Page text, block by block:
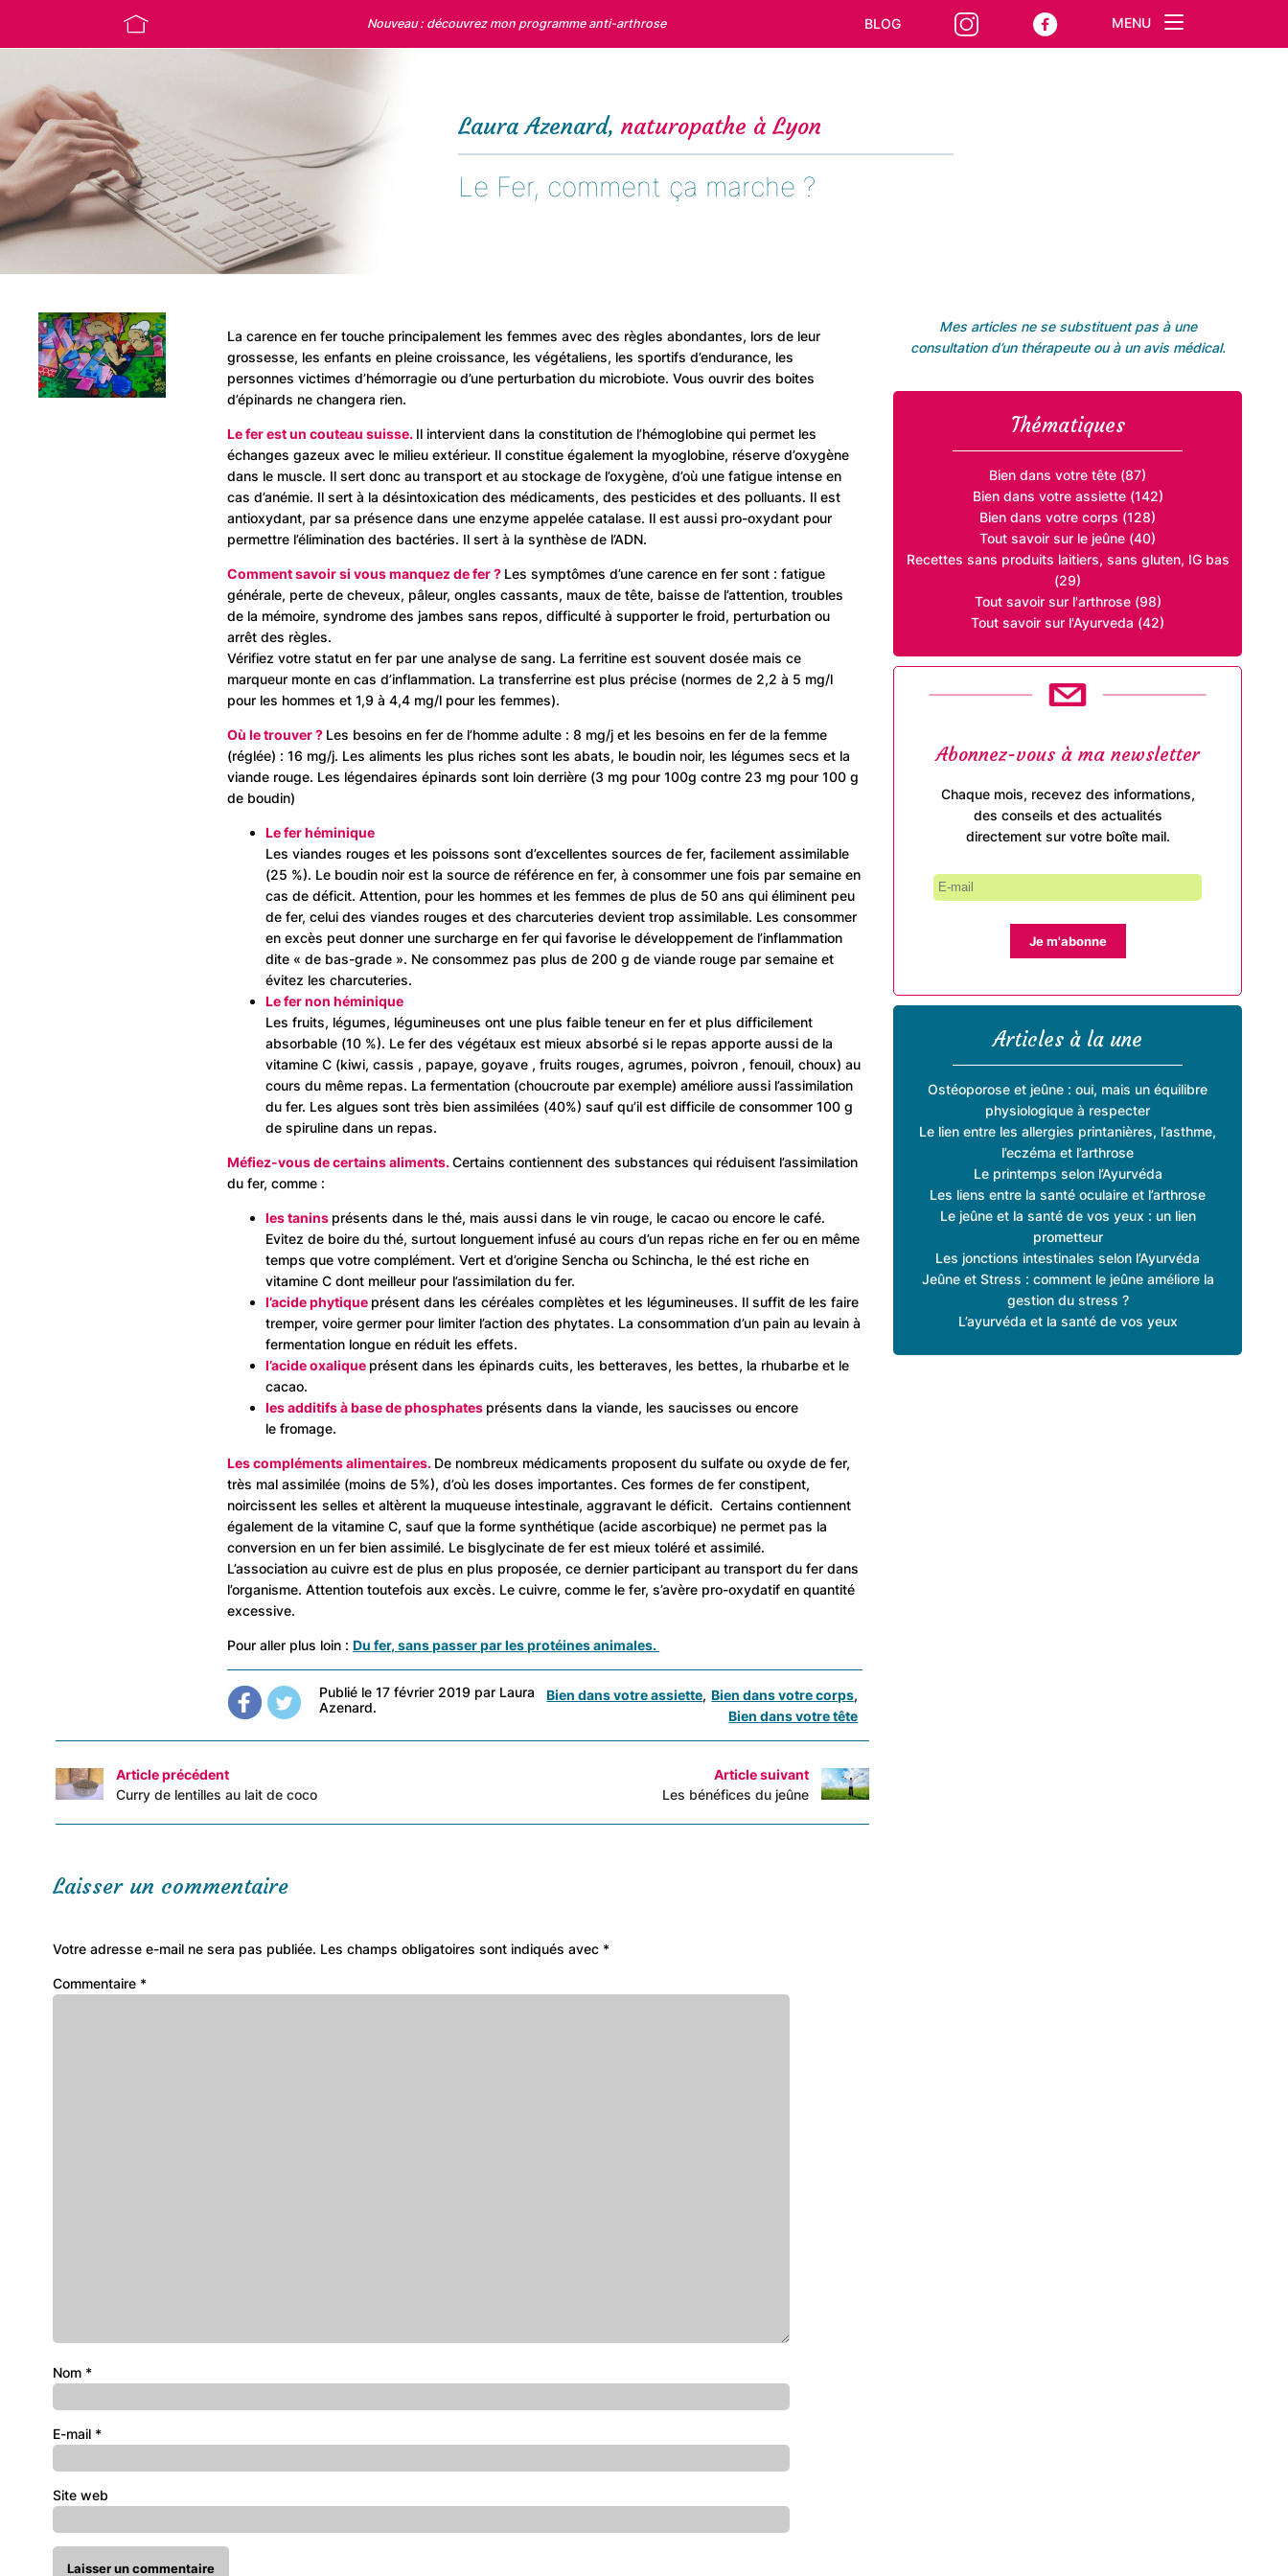
Nouveau : découvrez mon programme anti-arthrose BLOG MENU
Laura Azenard,naturopathe à Lyon
Le Fer, comment ça marche ?
La carence en fer touche principalement les femmes avec des règles abondantes, lors de leur
grossesse, les enfants en pleine croissance, les végétaliens, les sportifs d’endurance, les
personnes victimes d’hémorragie ou d’une perturbation du microbiote. Vous ouvrir des boites
d’épinards ne changera rien.
Le fer est un couteau suisse. Il intervient dans la constitution de l’hémoglobine qui permet les
échanges gazeux avec le milieu extérieur. Il constitue également la myoglobine, réserve d’oxygène
dans le muscle. Il sert donc au transport et au stockage de l’oxygène, d’où une fatigue intense en
cas d’anémie. Il sert à la désintoxication des médicaments, des pesticides et des polluants. Il est
antioxydant, par sa présence dans une enzyme appelée catalase. Il est aussi pro-oxydant pour
permettre l’élimination des bactéries. Il sert à la synthèse de l’ADN.
Comment savoir si vous manquez de fer ? Les symptômes d’une carence en fer sont : fatigue
générale, perte de cheveux, pâleur, ongles cassants, maux de tête, baisse de l’attention, troubles
de la mémoire, syndrome des jambes sans repos, difficulté à supporter le froid, perturbation ou
arrêt des règles.
Vérifiez votre statut en fer par une analyse de sang. La ferritine est souvent dosée mais ce
marqueur monte en cas d’inflammation. La transferrine est plus précise (normes de 2,2 à 5 mg/l
pour les hommes et 1,9 à 4,4 mg/l pour les femmes).
Où le trouver ? Les besoins en fer de l’homme adulte : 8 mg/j et les besoins en fer de la femme
(réglée) : 16 mg/j. Les aliments les plus riches sont les abats, le boudin noir, les légumes secs et la
viande rouge. Les légendaires épinards sont loin derrière (3 mg pour 100g contre 23 mg pour 100 g
de boudin)
Le fer héminique
Les viandes rouges et les poissons sont d’excellentes sources de fer, facilement assimilable
(25 %). Le boudin noir est la source de référence en fer, à consommer une fois par semaine en
cas de déficit. Attention, pour les hommes et les femmes de plus de 50 ans qui éliminent peu
de fer, celui des viandes rouges et des charcuteries devient trop assimilable. Les consommer
en excès peut donner une surcharge en fer qui favorise le développement de l’inflammation
dite « de bas-grade ». Ne consommez pas plus de 200 g de viande rouge par semaine et
évitez les charcuteries.
Le fer non héminique
Les fruits, légumes, légumineuses ont une plus faible teneur en fer et plus difficilement
absorbable (10 %). Le fer des végétaux est mieux absorbé si le repas apporte aussi de la
vitamine C (kiwi, cassis , papaye, goyave , fruits rouges, agrumes, poivron , fenouil, choux) au
cours du même repas. La fermentation (choucroute par exemple) améliore aussi l’assimilation
du fer. Les algues sont très bien assimilées (40%) sauf qu’il est difficile de consommer 100 g
de spiruline dans un repas.
Méfiez-vous de certains aliments.Certains contiennent des substances qui réduisent l’assimilation
du fer, comme :
les tanins présents dans le thé, mais aussi dans le vin rouge, le cacao ou encore le café.
Evitez de boire du thé, surtout longuement infusé au cours d’un repas riche en fer ou en même
temps que votre complément. Vert et d’origine Sencha ou Schincha, le thé est riche en
vitamine C dont meilleur pour l’assimilation du fer.
l’acide phytique présent dans les céréales complètes et les légumineuses. Il suffit de les faire
tremper, voire germer pour limiter l’action des phytates. La consommation d’un pain au levain à
fermentation longue en réduit les effets.
l’acide oxalique présent dans les épinards cuits, les betteraves, les bettes, la rhubarbe et le
cacao.
les additifs à base de phosphates présents dans la viande, les saucisses ou encore
le fromage.
Les compléments alimentaires. De nombreux médicaments proposent du sulfate ou oxyde de fer,
très mal assimilée (moins de 5%), d’où les doses importantes. Ces formes de fer constipent,
noircissent les selles et altèrent la muqueuse intestinale, aggravant le déficit. Certains contiennent
également de la vitamine C, sauf que la forme synthétique (acide ascorbique) ne permet pas la
conversion en un fer bien assimilé. Le bisglycinate de fer est mieux toléré et assimilé.
L’association au cuivre est de plus en plus proposée, ce dernier participant au transport du fer dans
l’organisme. Attention toutefois aux excès. Le cuivre, comme le fer, s’avère pro-oxydatif en quantité
excessive.
Pour aller plus loin :Du fer, sans passer par les protéines animales.
Publié le 17 février 2019 par Laura
Azenard.
Bien dans votre assiette Bien dans votre corps
Bien dans votre tête
Article précédent
Curry de lentilles au lait de coco
Article suivant
Les bénéfices du jeûne
Laisser un commentaire
Votre adresse e-mail ne sera pas publiée. Les champs obligatoires sont indiqués avec *
Commentaire *
Nom *
E-mail *
Site web
Mes articles ne se substituent pas à une
consultation d’un thérapeute ou à un avis médical.
Thématiques
Bien dans votre tête (87)
Bien dans votre assiette (142)
Bien dans votre corps (128)
Tout savoir sur le jeûne (40)
Recettes sans produits laitiers, sans gluten, IG bas
(29)
Tout savoir sur l'arthrose (98)
Tout savoir sur l'Ayurveda (42)
Abonnez-vous à ma newsletter
Chaque mois, recevez des informations,
des conseils et des actualités
directement sur votre boîte mail.
Je m'abonne
Articles à la une
Ostéoporose et jeûne : oui, mais un équilibre
physiologique à respecter
Le lien entre les allergies printanières, l’asthme,
l’eczéma et l’arthrose
Le printemps selon l’Ayurvéda
Les liens entre la santé oculaire et l’arthrose
Le jeûne et la santé de vos yeux : un lien
prometteur
Les jonctions intestinales selon l’Ayurvéda
Jeûne et Stress : comment le jeûne améliore la
gestion du stress ?
L’ayurvéda et la santé de vos yeux